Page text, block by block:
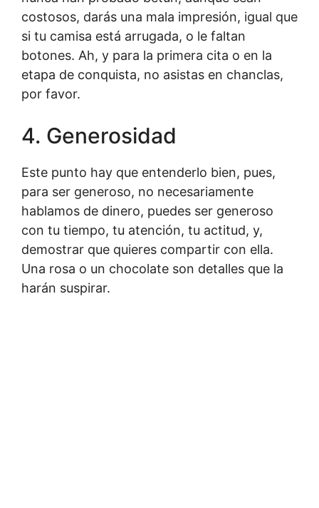
costosos, darás una mala impresión, igual que
si tu camisa está arrugada, o le faltan
botones. Ah, y para la primera cita o en la
etapa de conquista, no asistas en chanclas,
por favor.
4. Generosidad
Este punto hay que entenderlo bien, pues,
para ser generoso, no necesariamente
hablamos de dinero, puedes ser generoso
con tu tiempo, tu atención, tu actitud, y,
demostrar que quieres compartir con ella.
Una rosa o un chocolate son detalles que la
harán suspirar.